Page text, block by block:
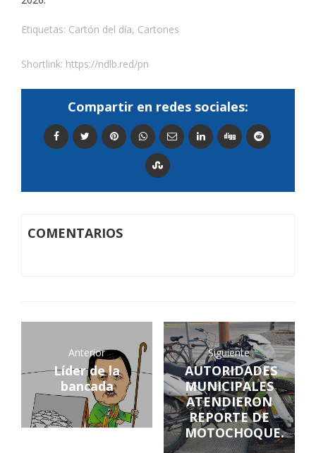
Etiquetas: Cartón del día, Cartones
Shortlink: https://ndlb.red/pn
Compartir en redes sociales:
COMENTARIOS
Anterior
Líder de la
bancada
Siguiente
AUTORIDADES
MUNICIPALES
ATENDIERON
REPORTE DE
MOTOCHOQUE.